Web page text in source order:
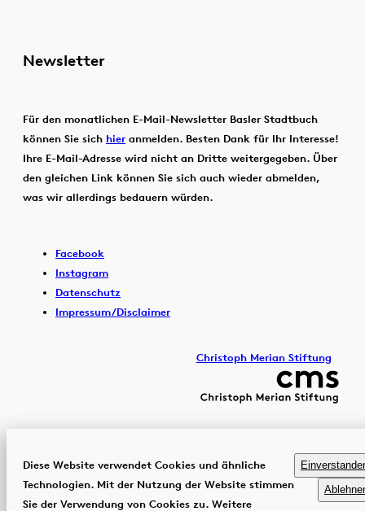
Newsletter
Für den monatlichen E-Mail-Newsletter Basler Stadtbuch
können Sie sich hier anmelden. Besten Dank für Ihr Interesse!
Ihre E-Mail-Adresse wird nicht an Dritte weitergegeben. Über
den gleichen Link können Sie sich auch wieder abmelden,
was wir allerdings bedauern würden.
Facebook
Instagram
Datenschutz
Impressum/Disclaimer
Christoph Merian Stiftung
Diese Website verwendet Cookies und ähnliche
Technologien. Mit der Nutzung der Website stimmen
Sie der Verwendung von Cookies zu. Weitere